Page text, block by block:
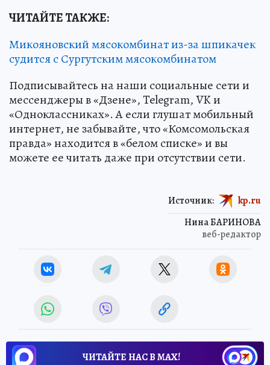
ЧИТАЙТЕ ТАКЖЕ:
Микояновский мясокомбинат из-за шпикачек
судится с Сургутским мясокомбинатом
Подписывайтесь на наши социальные сети и
мессенджеры в «Дзене», Telegram, VK и
«Одноклассниках». А если глушат мобильный
интернет, не забывайте, что «Комсомольская
правда» находится в «белом списке» и вы
можете ее читать даже при отсутствии сети.
Нина БАРИНОВА
веб-редактор
Источник: kp.ru
ЧИТАЙТЕ НАС В МАХ!